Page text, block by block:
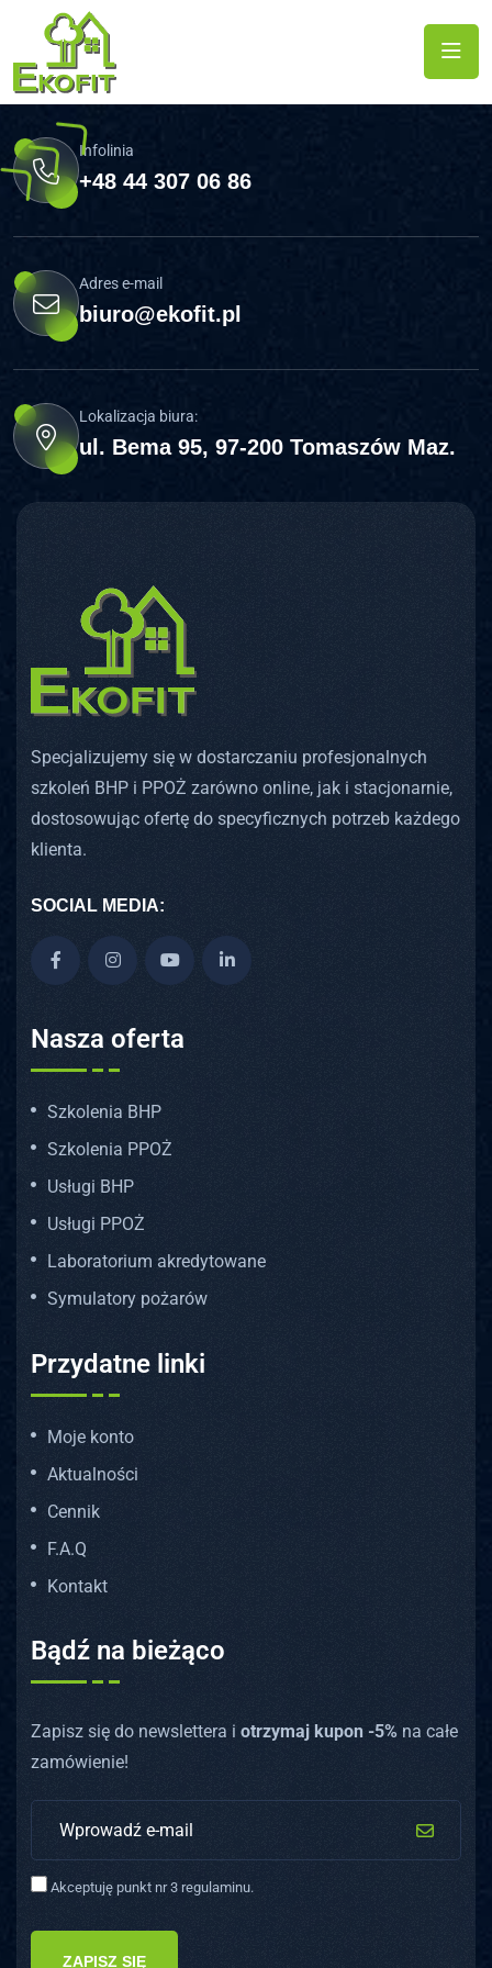
Infolinia
+48 44 307 06 86
Adres e-mail
biuro@ekofit.pl
Lokalizacja biura:
ul. Bema 95, 97-200 Tomaszów Maz.
Specjalizujemy się w dostarczaniu profesjonalnych
szkoleń BHP i PPOŻ zarówno online, jak i stacjonarnie,
dostosowując ofertę do specyficznych potrzeb każdego
klienta.
SOCIAL MEDIA:
Nasza oferta
Szkolenia BHP
Szkolenia PPOŻ
Usługi BHP
Usługi PPOŻ
Laboratorium akredytowane
Symulatory pożarów
Przydatne linki
Moje konto
Aktualności
Cennik
F.A.Q
Kontakt
Bądź na bieżąco
Zapisz się do newslettera i otrzymaj kupon -5% na całe
zamówienie!
Akceptuję punkt nr 3 regulaminu.
ZAPISZ SIĘ